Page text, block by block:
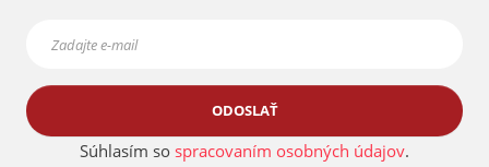
ODOSLAŤ
Súhlasím so spracovaním osobných údajov.